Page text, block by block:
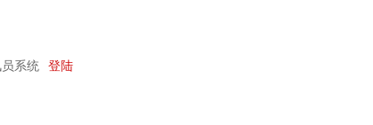
系统 登陆